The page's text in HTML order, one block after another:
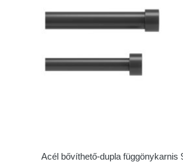
Acél bővíthető-dupla függönykarnis